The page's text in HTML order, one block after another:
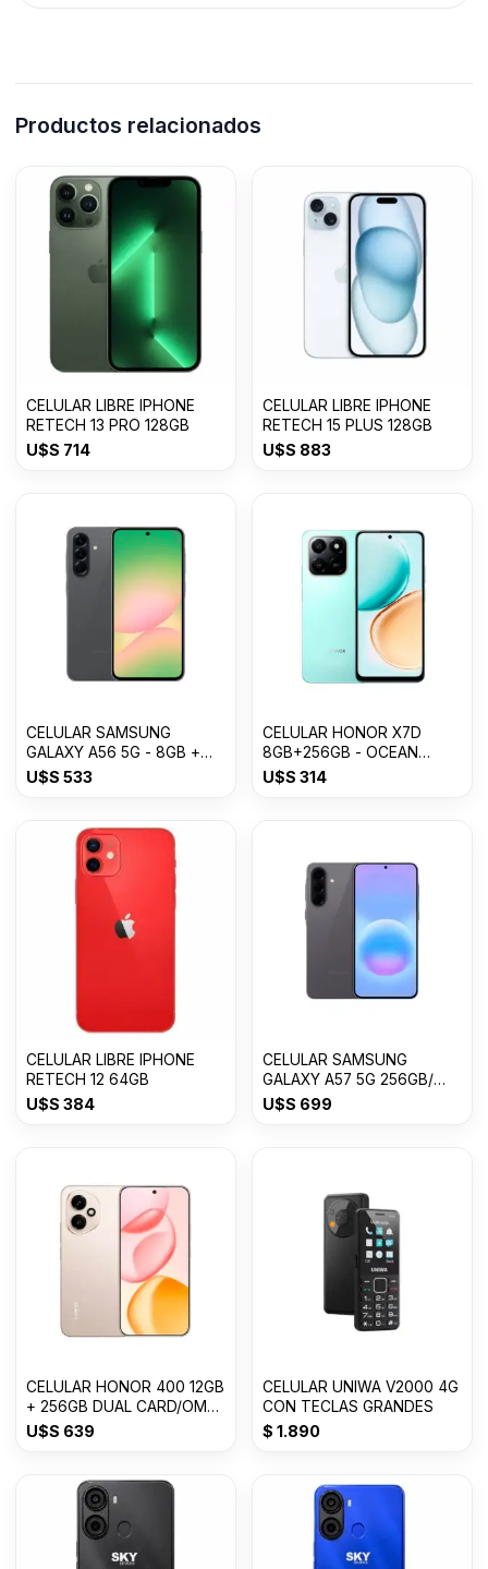
Productos relacionados
CELULAR LIBRE IPHONE
RETECH 13 PRO 128GB
U$S 714
CELULAR LIBRE IPHONE
RETECH 15 PLUS 128GB
U$S 883
CELULAR SAMSUNG
GALAXY A56 5G - 8GB +
256GB Awesome Graphite
U$S 533
CELULAR HONOR X7D
8GB+256GB - OCEAN
CYAN
U$S 314
CELULAR LIBRE IPHONE
RETECH 12 64GB
U$S 384
CELULAR SAMSUNG
GALAXY A57 5G 256GB/
8GB RAM
U$S 699
CELULAR HONOR 400 12GB
+ 256GB DUAL CARD/OM
USDESERT GOLD
U$S 639
CELULAR UNIWA V2000 4G
CON TECLAS GRANDES
$ 1.890